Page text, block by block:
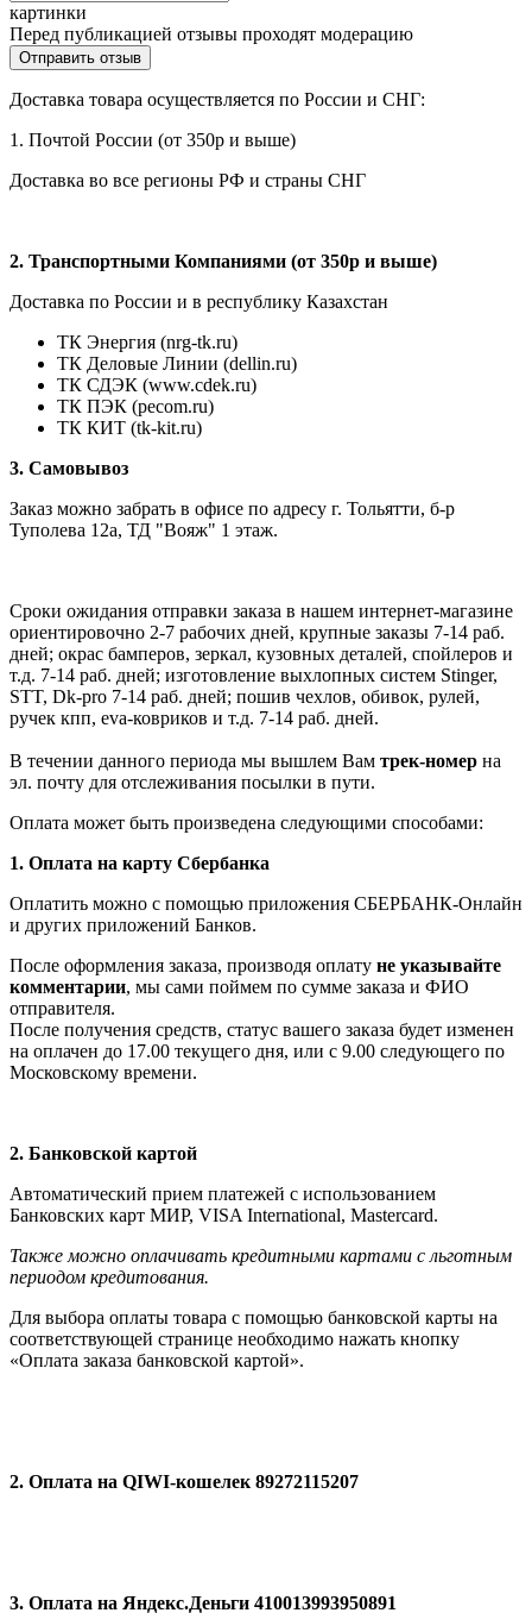
картинки
Перед публикацией отзывы проходят модерацию
Доставка товара осуществляется по России и СНГ:
1. Почтой России (от 350р и выше)
Доставка во все регионы РФ и страны СНГ
2. Транспортными Компаниями (от 350р и выше)
Доставка по России и в республику Казахстан
ТК Энергия (nrg-tk.ru)
ТК Деловые Линии (dellin.ru)
ТК СДЭК (www.cdek.ru)
ТК ПЭК (pecom.ru)
ТК КИТ (tk-kit.ru)
3. Самовывоз
Заказ можно забрать в офисе по адресу г. Тольятти, б-р
Туполева 12а, ТД "Вояж" 1 этаж.
Сроки ожидания отправки заказа в нашем интернет-магазине
ориентировочно 2-7 рабочих дней, крупные заказы 7-14 раб.
дней; окрас бамперов, зеркал, кузовных деталей, спойлеров и
т.д. 7-14 раб. дней; изготовление выхлопных систем Stinger,
STT, Dk-pro 7-14 раб. дней; пошив чехлов, обивок, рулей,
ручек кпп, eva-ковриков и т.д. 7-14 раб. дней.
В течении данного периода мы вышлем Вам трек-номер на
эл. почту для отслеживания посылки в пути.
Оплата может быть произведена следующими способами:
1. Оплата на карту Сбербанка
Оплатить можно с помощью приложения СБЕРБАНК-Онлайн
и других приложений Банков.
После оформления заказа, производя оплату не указывайте
комментарии, мы сами поймем по сумме заказа и ФИО
отправителя.
После получения средств, статус вашего заказа будет изменен
на оплачен до 17.00 текущего дня, или с 9.00 следующего по
Московскому времени.
2. Банковской картой
Автоматический прием платежей с использованием
Банковских карт МИР, VISA International, Мastercard.
Также можно оплачивать кредитными картами с льготным
периодом кредитования.
Для выбора оплаты товара с помощью банковской карты на
соответствующей странице необходимо нажать кнопку
«Оплата заказа банковской картой».
2. Оплата на QIWI-кошелек 89272115207
3. Оплата на Яндекс.Деньги 410013993950891